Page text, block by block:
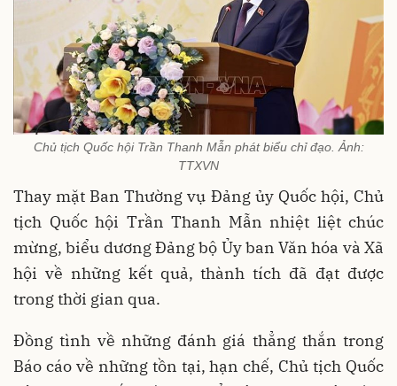
Chủ tịch Quốc hội Trần Thanh Mẫn phát biểu chỉ đạo. Ảnh:
TTXVN
Thay mặt Ban Thường vụ Đảng ủy Quốc hội, Chủ
tịch Quốc hội Trần Thanh Mẫn nhiệt liệt chúc
mừng, biểu dương Đảng bộ Ủy ban Văn hóa và Xã
hội về những kết quả, thành tích đã đạt được
trong thời gian qua.
Đồng tình về những đánh giá thẳng thắn trong
Báo cáo về những tồn tại, hạn chế, Chủ tịch Quốc